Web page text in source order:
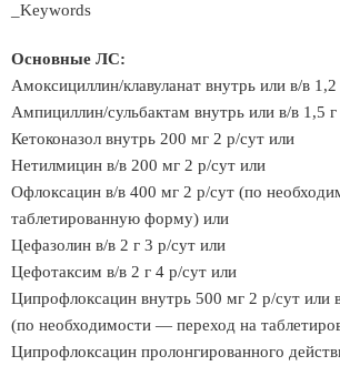
_Keywords
Основные ЛС:
Амоксициллин/клавуланат внутрь или в/в
Ампициллин/сульбактам внутрь или в/в 1,5
Кетоконазол внутрь 200 мг 2 р/сут или
Нетилмицин в/в 200 мг 2 р/сут или
Офлоксацин в/в 400 мг 2 р/сут (по
таблетированную форму) или
Цефазолин в/в 2 г 3 р/сут или
Цефотаксим в/в 2 г 4 р/сут или
Ципрофлоксацин внутрь 500 мг 2 р/сут или
(по необходимости — переход на
Ципрофлоксацин пролонгированного